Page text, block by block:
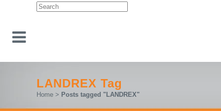
LANDREX Tag
Home > Posts tagged "LANDREX"